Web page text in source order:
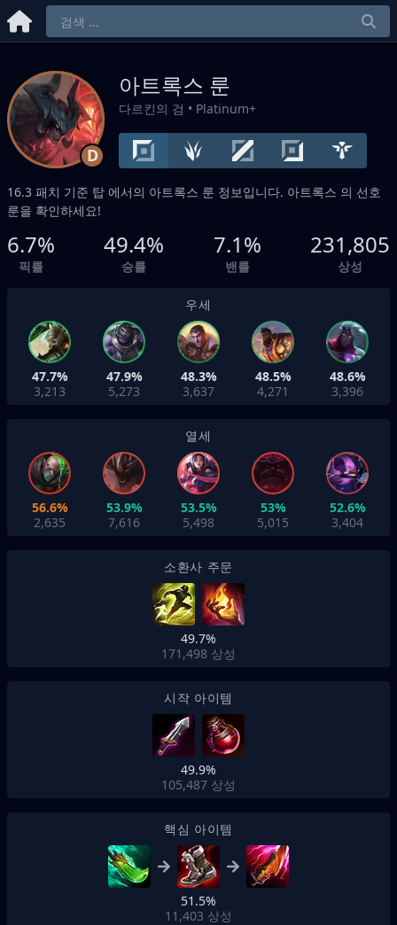
D
아트록스 룬
다르킨의 검 • Platinum+
16.3 패치 기준 탑 에서의 아트록스 룬 정보입니다. 아트록스 의 선호
룬을 확인하세요!
6.7%
픽률
49.4%
승률
7.1%
밴률
231,805
상성
우세
47.7%
3,213
47.9%
5,273
48.3%
3,637
48.5%
4,271
48.6%
3,396
열세
56.6%
2,635
53.9%
7,616
53.5%
5,498
53%
5,015
52.6%
3,404
소환사 주문
49.7%
171,498 상성
시작 아이템
49.9%
105,487 상성
핵심 아이템
51.5%
11,403 상성